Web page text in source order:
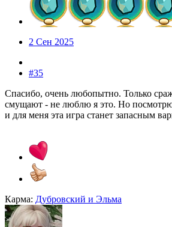
2 Сен 2025
#35
Спасибо, очень любопытно. Только
смущают - не люблю я это. Но
и для меня эта игра станет запасным
Карма: Дубровский и Эльма